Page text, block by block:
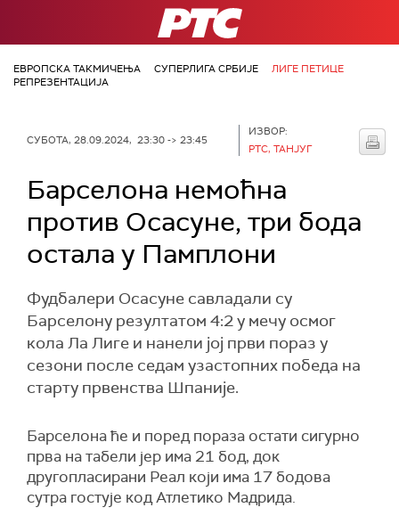
РТС
ЕВРОПСКА ТАКМИЧЕЊА СУПЕРЛИГА СРБИЈЕ
ЛИГЕ ПЕТИЦЕ
РЕПРЕЗЕНТАЦИЈА
СУБОТА, 28.09.2024, 23:30 -> 23:45
ИЗВОР:
РТС, ТАНЈУГ
Барселона немоћна
против Осасуне, три бода
остала у Памплони
Фудбалери Осасуне савладали су
Барселону резултатом 4:2 у мечу осмог
кола Ла Лиге и нанели јој први пораз у
сезони после седам узастопних победа на
старту првенства Шпаније.
Барселона ће и поред пораза остати сигурно
прва на табели јер има 21 бод, док
другопласирани Реал који има 17 бодова
сутра гостује код Атлетико Мадрида.